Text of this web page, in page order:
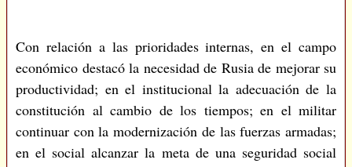
Con relación a las prioridades internas, en el campo
económico destacó la necesidad de Rusia de mejorar su
productividad; en el institucional la adecuación de la
constitución al cambio de los tiempos; en el militar
continuar con la modernización de las fuerzas armadas;
en el social alcanzar la meta de una seguridad social